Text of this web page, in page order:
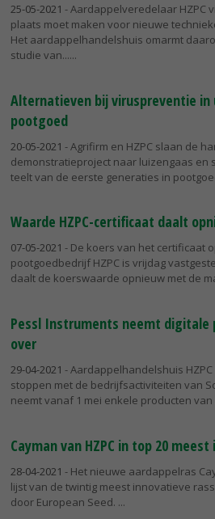
25-05-2021 - Aardappelveredelaar HZPC
plaats moet maken voor nieuwe
Het aardappelhandelshuis omarmt
studie van...
Alternatieven bij viruspreventie
pootgoed
20-05-2021 - Agrifirm en HZPC slaan de
demonstratieproject naar luizengaas en
teelt van de eerste generaties in
Waarde HZPC-certificaat daalt
07-05-2021 - De koers van het certificaat
pootgoedbedrijf HZPC is vrijdag
daalt de koerswaarde opnieuw met de
Pessl Instruments neemt digitale
over
29-04-2021 - Aardappelhandelshuis
stoppen met de bedrijfsactiviteiten van
neemt vanaf 1 mei enkele producten
Cayman van HZPC in top 20
28-04-2021 - Het nieuwe aardappelras
lijst van de twintig meest innovatieve
door European Seed.